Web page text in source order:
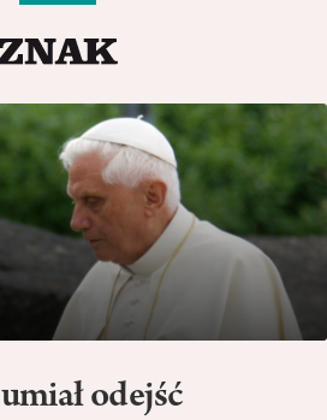
odejść